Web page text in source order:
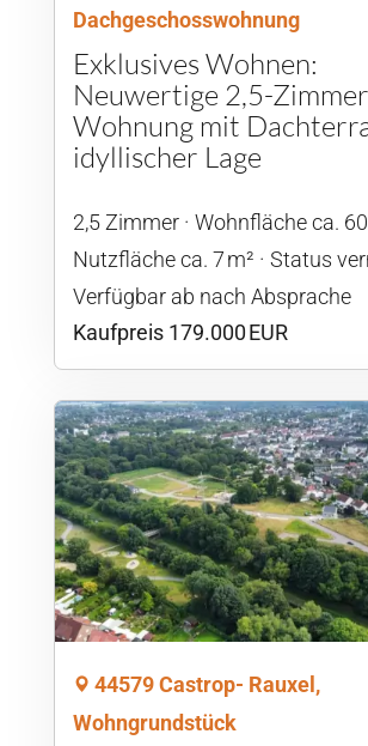
Dachgeschosswohnung
Exklusives Wohnen:
Neuwertige 2,5-
Wohnung mit
idyllischer Lage
2,5 Zimmer
Wohnfläche ca. 60
Nutzfläche ca. 7 m²
Status
Verfügbar ab nach Absprache
Kaufpreis 179.000 EUR
44579 Castrop- Rauxel,
Wohngrundstück